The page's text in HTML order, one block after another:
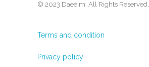
© 2023 Daeeim. All Rights Reserved.
Terms and condition
Privacy policy